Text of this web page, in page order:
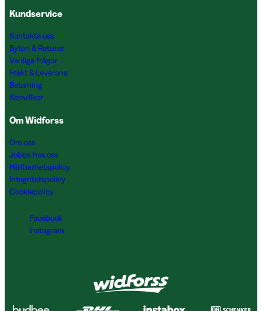
Kundservice
Kontakta oss
Byten & Returer
Vanliga frågor
Frakt & Leverans
Betalning
Köpvillkor
Om Widforss
Om oss
Jobba hos oss
Hållbarhetspolicy
Integritetspolicy
Cookiepolicy
Facebook
Instagram